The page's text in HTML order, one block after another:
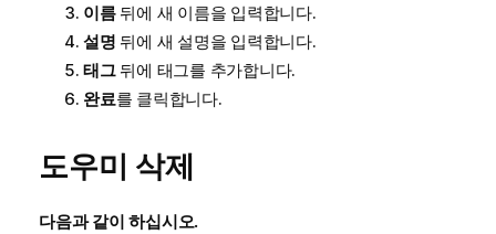
이름뒤에 새 이름을 입력합니다.
설명 뒤에 새 설명을 입력합니다.
태그뒤에 태그를 추가합니다.
완료를 클릭합니다.
도우미 삭제
다음과 같이 하십시오.